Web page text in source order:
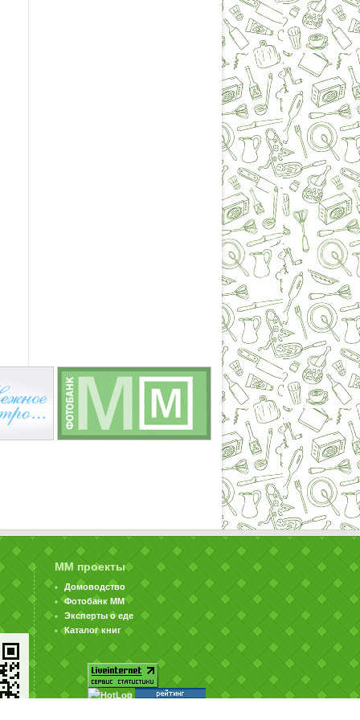
ММ проекты
Домоводство
Фотобанк ММ
Эксперты о еде
Каталог книг